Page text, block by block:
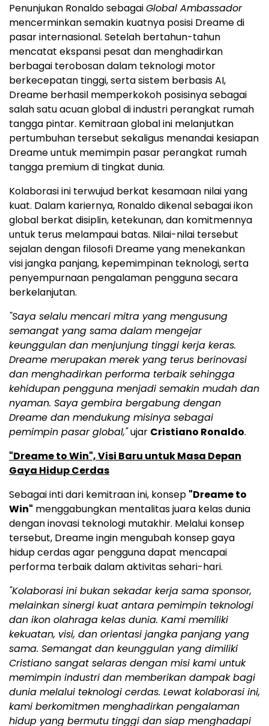
Penunjukan Ronaldo sebagaiGlobal Ambassador
mencerminkan semakin kuatnya posisi Dreame di
pasar internasional. Setelah bertahun-tahun
mencatat ekspansi pesat dan menghadirkan
berbagai terobosan dalam teknologi motor
berkecepatan tinggi, serta sistem berbasis AI,
Dreame berhasil memperkokoh posisinya sebagai
salah satu acuan global di industri perangkat rumah
tangga pintar. Kemitraan global ini melanjutkan
pertumbuhan tersebut sekaligus menandai kesiapan
Dreame untuk memimpin pasar perangkat rumah
tangga premium di tingkat dunia.
Kolaborasi ini terwujud berkat kesamaan nilai yang
kuat. Dalam kariernya, Ronaldo dikenal sebagai ikon
global berkat disiplin, ketekunan, dan komitmennya
untuk terus melampaui batas. Nilai-nilai tersebut
sejalan dengan filosofi Dreame yang menekankan
visi jangka panjang, kepemimpinan teknologi, serta
penyempurnaan pengalaman pengguna secara
berkelanjutan.
"Saya selalu mencari mitra yang mengusung
semangat yang sama dalam mengejar
keunggulan dan menjunjung tinggi kerja keras.
Dreame merupakan merek yang terus berinovasi
dan menghadirkan performa terbaik sehingga
kehidupan pengguna menjadi semakin mudah dan
nyaman. Saya gembira bergabung dengan
Dreame dan mendukung misinya sebagai
pemimpin pasar global,"ujar Cristiano Ronaldo.
"Dreame to Win", Visi Baru untuk Masa Depan
Gaya Hidup Cerdas
Sebagai inti dari kemitraan ini, konsep "Dreame to
Win" menggabungkan mentalitas juara kelas dunia
dengan inovasi teknologi mutakhir. Melalui konsep
tersebut, Dreame ingin mengubah konsep gaya
hidup cerdas agar pengguna dapat mencapai
performa terbaik dalam aktivitas sehari-hari.
"Kolaborasi ini bukan sekadar kerja sama sponsor,
melainkan sinergi kuat antara pemimpin teknologi
dan ikon olahraga kelas dunia. Kami memiliki
kekuatan, visi, dan orientasi jangka panjang yang
sama. Semangat dan keunggulan yang dimiliki
Cristiano sangat selaras dengan misi kami untuk
memimpin industri dan memberikan dampak bagi
dunia melalui teknologi cerdas. Lewat kolaborasi ini,
kami berkomitmen menghadirkan pengalaman
hidup yang bermutu tinggi dan siap menghadapi